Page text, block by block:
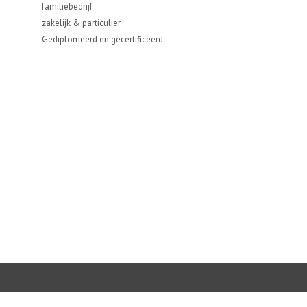
familiebedrijf
zakelijk & particulier
Gediplomeerd en gecertificeerd